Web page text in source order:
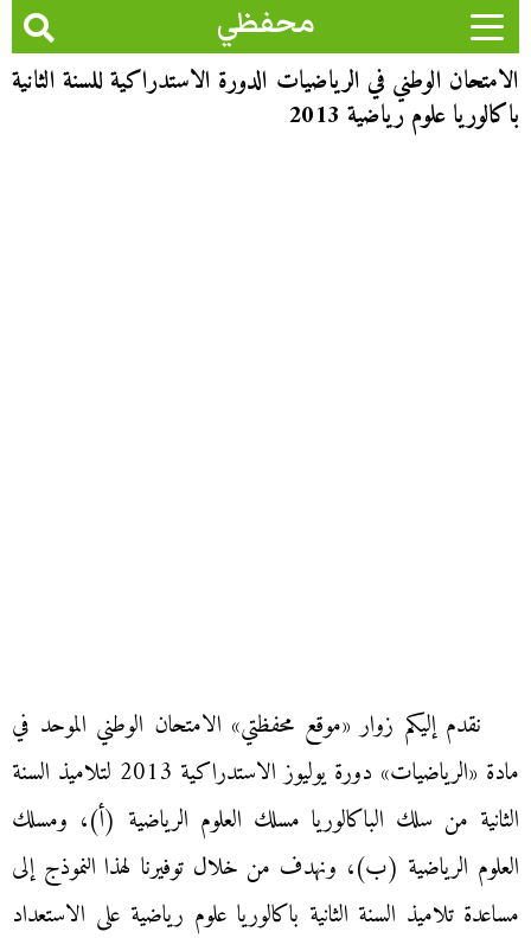
محفظي
الامتحان الوطني في الرياضيات الدورة الاستدراكية للسنة الثانية
باكالوريا علوم رياضية 2013
نقدم إليكم زوار «موقع محفظتي» الامتحان الوطني الموحد في
مادة «الرياضيات» دورة يوليوز الاستدراكية 2013 لتلاميذ السنة
الثانية من سلك الباكالوريا مسلك العلوم الرياضية (أ)، ومسلك
العلوم الرياضية (ب)، ونهدف من خلال توفيرنا لهذا النموذج إلى
مساعدة تلاميذ السنة الثانية باكالوريا علوم رياضية على الاستعداد